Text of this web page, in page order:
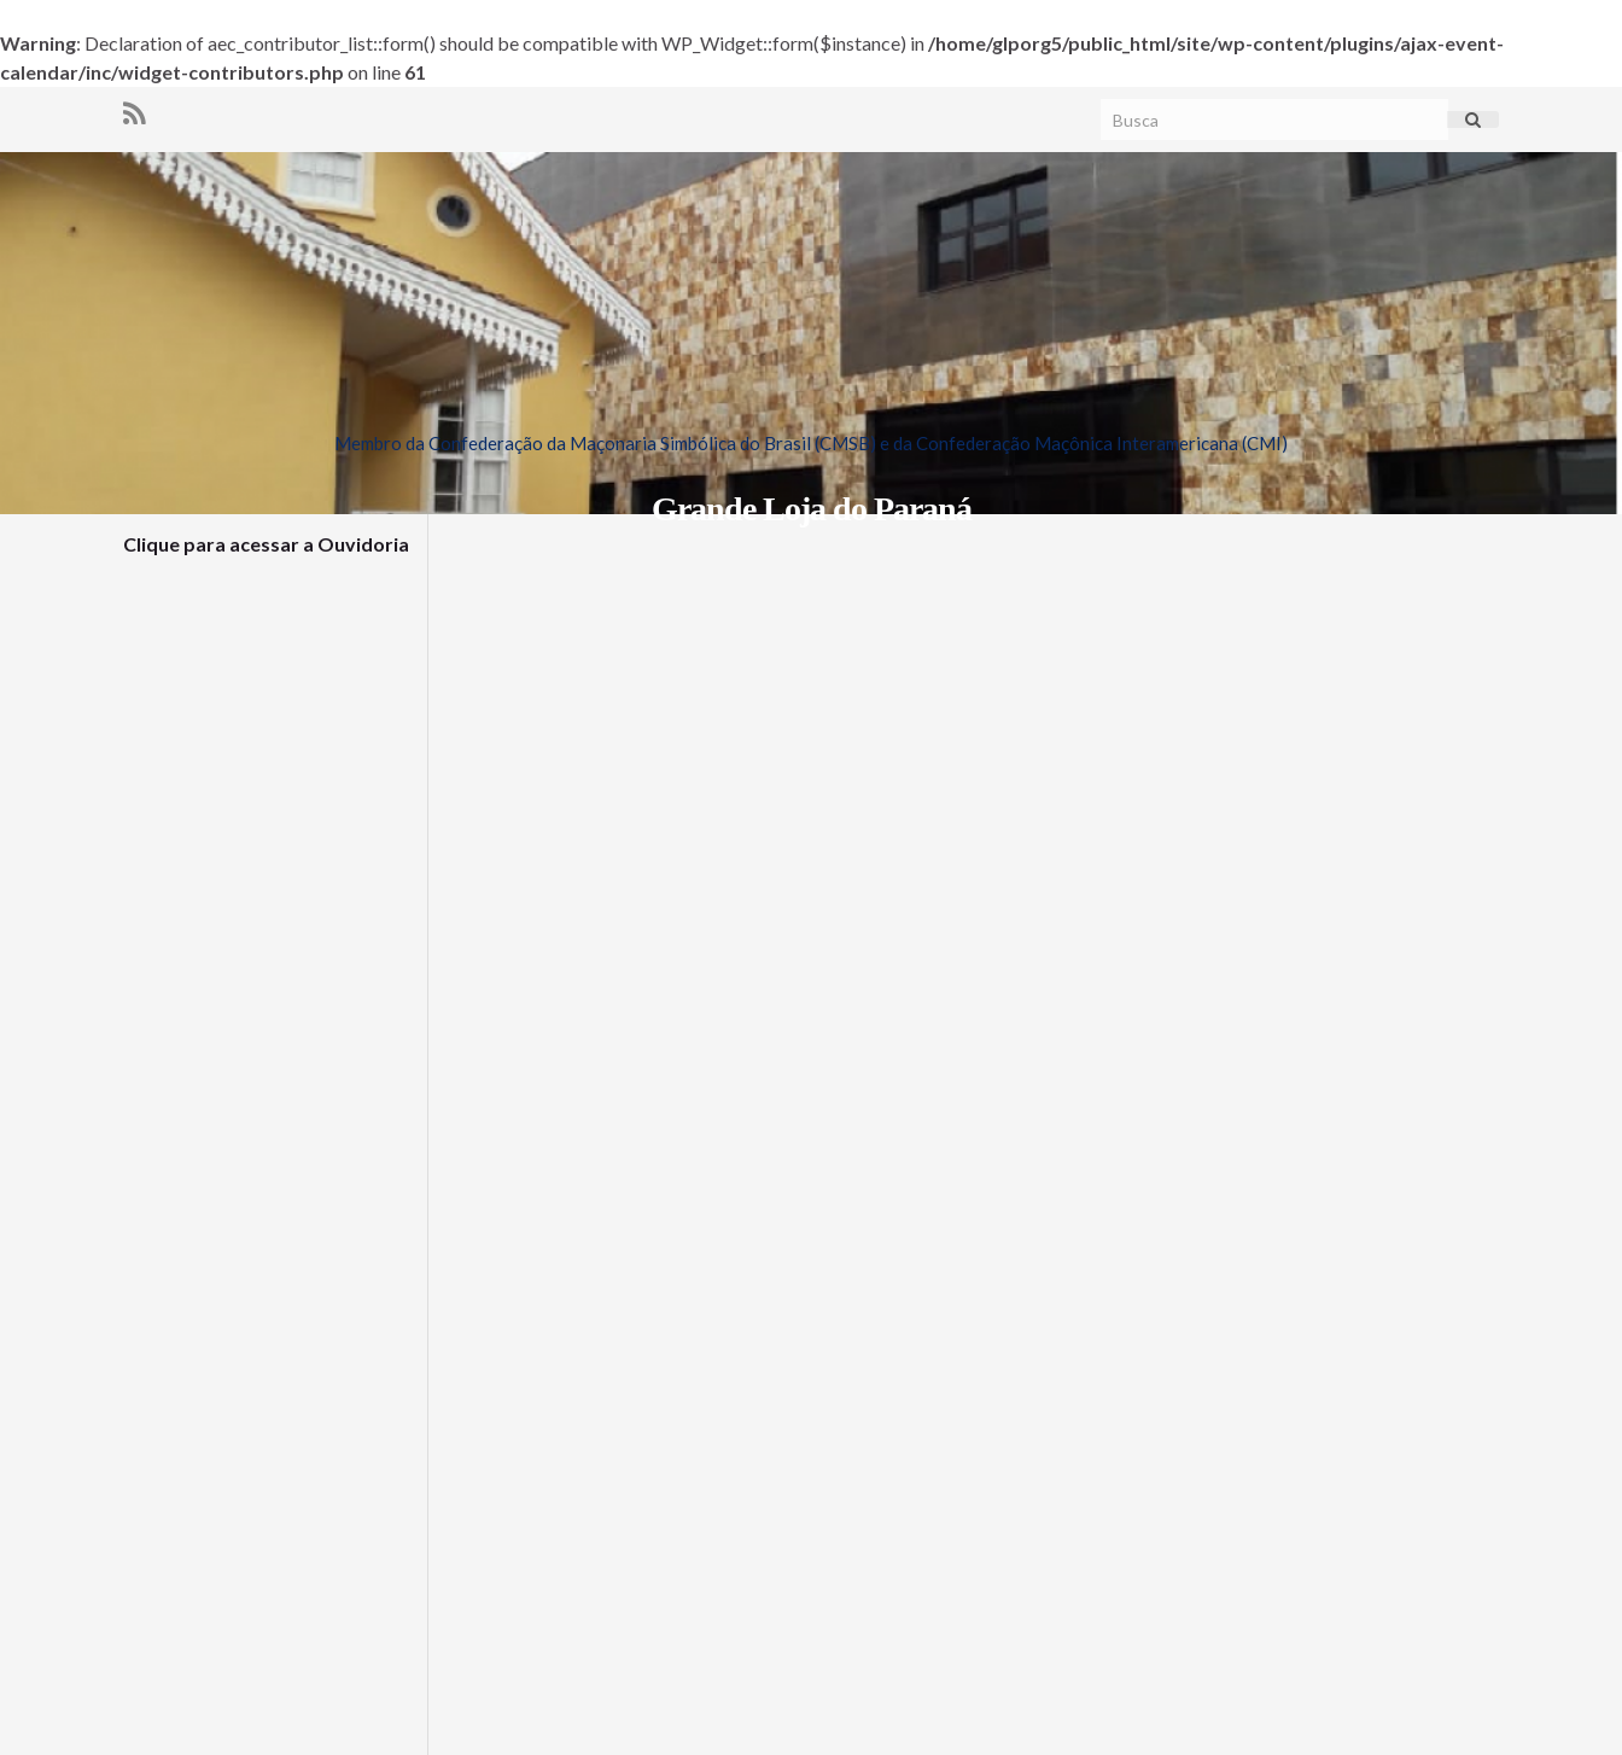
Warning: Declaration of aec_contributor_list::form() should be compatible with WP_Widget::form($instance) in /home/glporg5/public_html/site/wp-content/plugins/ajax-event-
calendar/inc/widget-contributors.php on line 61
Grande Loja do Paraná
Membro da Confederação da Maçonaria Simbólica do Brasil (CMSB) e da Confederação Maçônica Interamericana (CMI)
Clique para acessar a Ouvidoria